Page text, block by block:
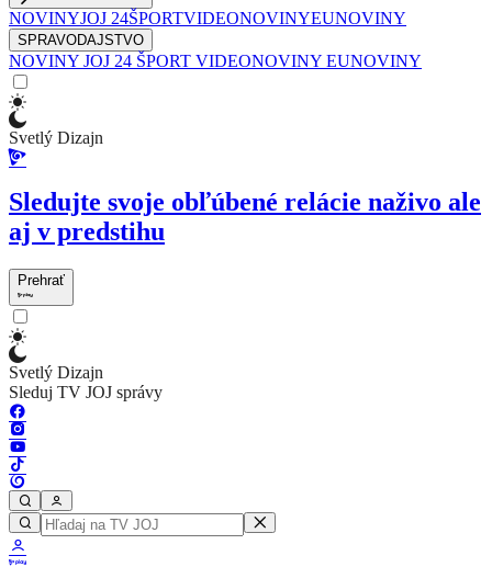
NOVINYJOJ 24ŠPORTVIDEONOVINYEUNOVINY
SPRAVODAJSTVO
NOVINY JOJ 24 ŠPORT VIDEONOVINY EUNOVINY
Svetlý Dizajn
Sledujte svoje obľúbené relácie naživo ale
aj v predstihu
Prehrať
Svetlý Dizajn
Sleduj TV JOJ správy